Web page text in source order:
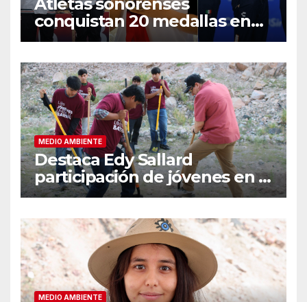
conquistan 20 medallas en
Centroamericanos
MEDIO AMBIENTE
Destaca Edy Sallard
participación de jóvenes en la
Jornada Nacional de
MEDIO AMBIENTE